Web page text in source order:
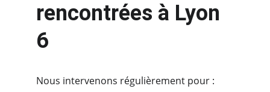
rencontrées à Lyon
6
Nous intervenons régulièrement pour :